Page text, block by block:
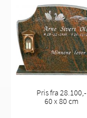
Pris fra 28.100,-
60 x 80 cm